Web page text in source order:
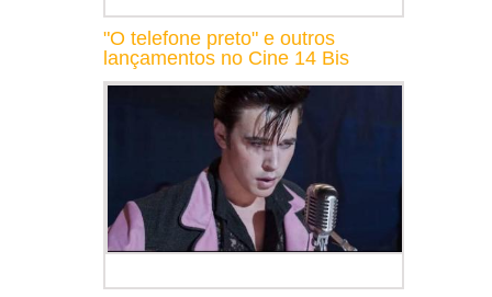
"O telefone preto" e outros
lançamentos no Cine 14 Bis